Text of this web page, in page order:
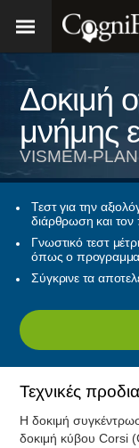
Δοκιμή
μνήμης
VISMEM-
Τεστ για την
διάρθρωση και
Γνωστικό τεστ
όπως ο
Σύγκρινε τα
Τεχνικές
Η δοκιμή
δοκιμή κύβου Corsi